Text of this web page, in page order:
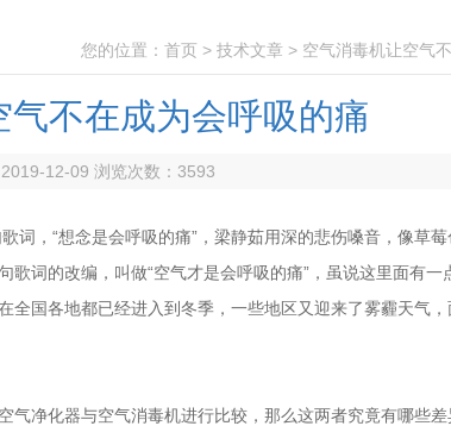
您的位置： 首页 > 技术文章 > 空气消毒机让空气
气不在成为会呼吸的痛
2019-12-09 浏览次数： 3593
，“想念是会呼吸的痛”，梁静茹用深的悲伤嗓音，像草
歌词的改编，叫做“空气才是会呼吸的痛”，虽说这里面有一
全国各地都已经进入到冬季，一些地区又迎来了雾霾天气
气净化器与空气消毒机进行比较，那么这两者究竟有哪些差